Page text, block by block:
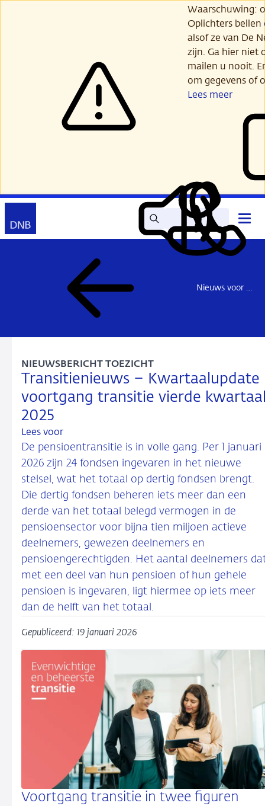
Waarschuwing:
Oplichters
alsof ze van De
zijn. Ga hier niet
mailen u nooit.
om gegevens of
Lees meer
Zoek Lees
voor
Mijn
DNB
Contact
Nieuws voor de sector
Transitienieuws – Kwartaalupdate
voortgang transitie vierde
2025
NIEUWSBERICHT TOEZICHT
Lees voor
De pensioentransitie is in volle gang. Per 1 januari
2026 zijn 24 fondsen ingevaren in het nieuwe
stelsel, wat het totaal op dertig fondsen brengt.
Die dertig fondsen beheren iets meer dan een
derde van het totaal belegd vermogen in de
pensioensector voor bijna tien miljoen actieve
deelnemers, gewezen deelnemers en
pensioengerechtigden. Het aantal deelnemers
met een deel van hun pensioen of hun gehele
pensioen is ingevaren, ligt hiermee op iets meer
dan de helft van het totaal.
Gepubliceerd: 19 januari 2026
Voortgang transitie in twee figuren